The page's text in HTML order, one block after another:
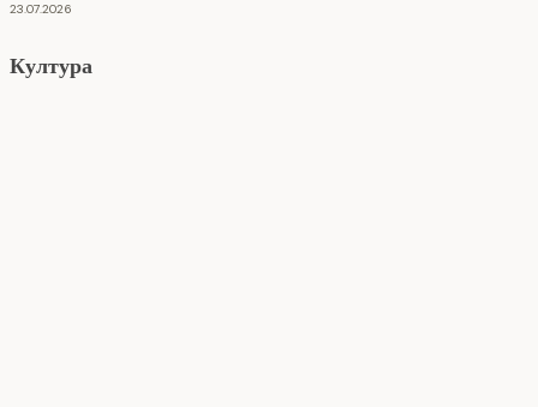
23.07.2026
Култура